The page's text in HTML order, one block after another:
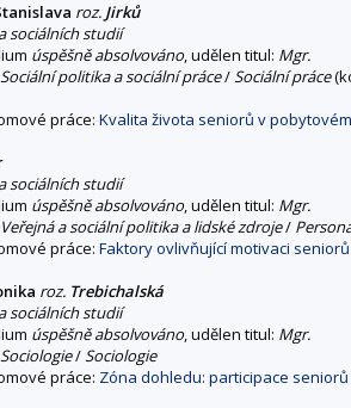
roz. Jirků
sociálních studií
úspěšně absolvováno, udělen titul: Mgr.
Sociální politika a sociální práce/Sociální práce
práce: Kvalita života seniorů v
sociálních studií
úspěšně absolvováno, udělen titul: Mgr.
Veřejná a sociální politika a lidské zdroje/
práce: Faktory ovlivňující motivaci
roz. Trebichalská
sociálních studií
úspěšně absolvováno, udělen titul: Mgr.
Sociologie/Sociologie
práce: Zóna dohledu: participace